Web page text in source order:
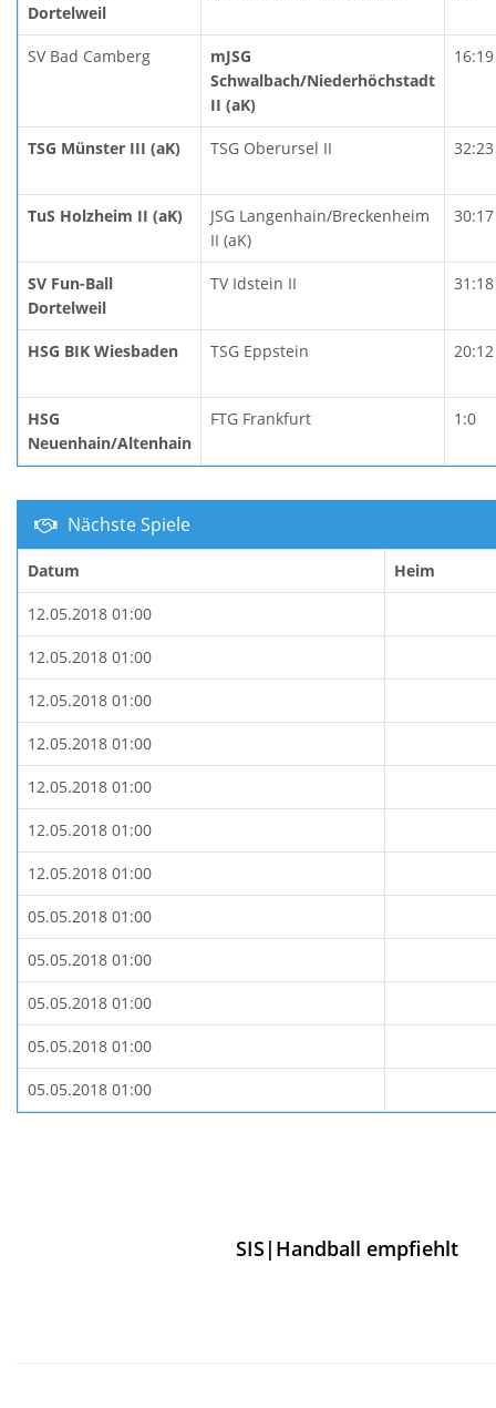
Dortelweil
SV Bad Camberg
mJSG
Schwalbach/Niederhöchstadt
II (aK)
16:19
TSG Münster III (aK) TSG Oberursel II 32:23
TuS Holzheim II (aK)
JSG Langenhain/Breckenheim
II (aK)
30:17
SV Fun-Ball
Dortelweil
TV Idstein II 31:18
HSG BIK Wiesbaden TSG Eppstein 20:12
HSG
Neuenhain/Altenhain
FTG Frankfurt 1:0
Nächste Spiele
Datum Heim
12.05.2018 01:00
12.05.2018 01:00
12.05.2018 01:00
12.05.2018 01:00
12.05.2018 01:00
12.05.2018 01:00
12.05.2018 01:00
05.05.2018 01:00
05.05.2018 01:00
05.05.2018 01:00
05.05.2018 01:00
05.05.2018 01:00
SIS|Handball empfiehlt